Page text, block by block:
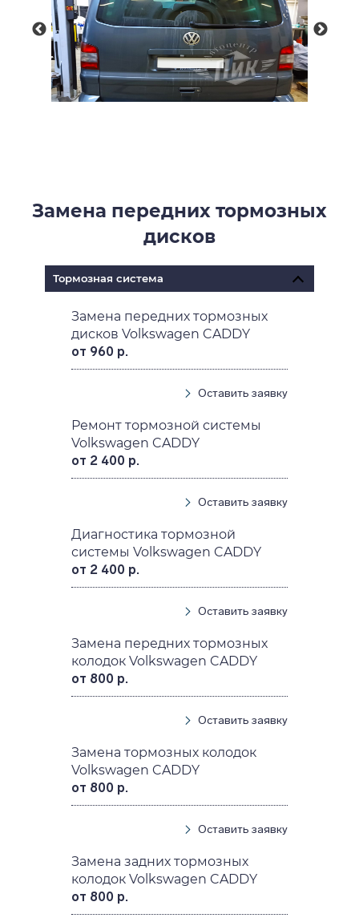
Замена передних тормозных
дисков
Тормозная система
Замена передних тормозных
дисков Volkswagen CADDY
от 960 р.
Оставить заявку
Ремонт тормозной системы
Volkswagen CADDY
от 2 400 р.
Оставить заявку
Диагностика тормозной
системы Volkswagen CADDY
от 2 400 р.
Оставить заявку
Замена передних тормозных
колодок Volkswagen CADDY
от 800 р.
Оставить заявку
Замена тормозных колодок
Volkswagen CADDY
от 800 р.
Оставить заявку
Замена задних тормозных
колодок Volkswagen CADDY
от 800 р.